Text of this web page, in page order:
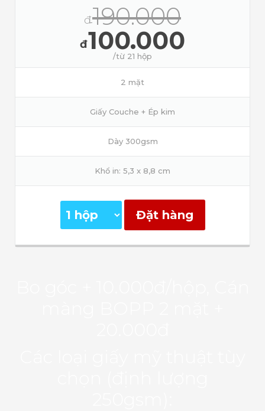
đ190.000
đ100.000
/từ 21 hộp
2 mặt
Giấy Couche + Ép kim
Dày 300gsm
Khổ in: 5,3 x 8,8 cm
Đặt hàng